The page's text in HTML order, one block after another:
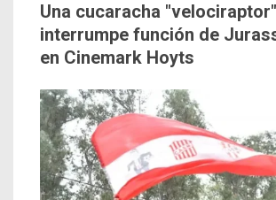
Una cucaracha "velociraptor"
interrumpe función de
en Cinemark Hoyts